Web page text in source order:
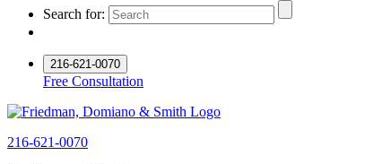
Search for:
216-621-0070
Free Consultation
216-621-0070